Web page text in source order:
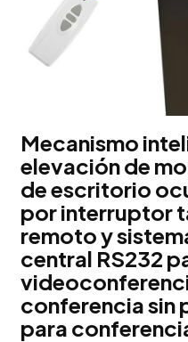
Mecanismo
elevación de
de escritorio
por interruptor
remoto y
central RS232
conferencia sin
para